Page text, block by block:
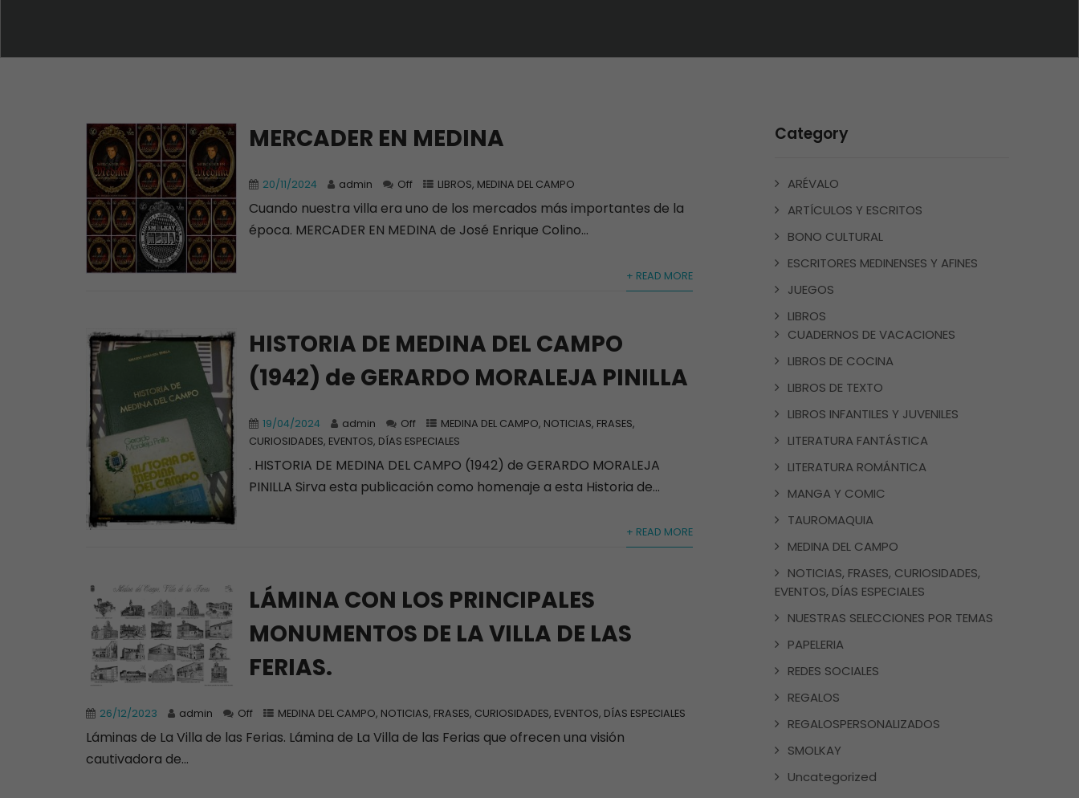
MERCADER EN MEDINA
20/11/2024 admin Off LIBROS, MEDINA DEL CAMPO
Cuando nuestra villa era uno de los mercados más importantes de la
época. MERCADER EN MEDINA de José Enrique Colino...
+ READ MORE
HISTORIA DE MEDINA DEL CAMPO
(1942) de GERARDO MORALEJA PINILLA
19/04/2024 admin Off MEDINA DEL CAMPO, NOTICIAS, FRASES,
CURIOSIDADES, EVENTOS, DÍAS ESPECIALES
. HISTORIA DE MEDINA DEL CAMPO (1942) de GERARDO MORALEJA
PINILLA Sirva esta publicación como homenaje a esta Historia de...
+ READ MORE
LÁMINA CON LOS PRINCIPALES
MONUMENTOS DE LA VILLA DE LAS
FERIAS.
26/12/2023 admin Off MEDINA DEL CAMPO, NOTICIAS, FRASES, CURIOSIDADES, EVENTOS, DÍAS ESPECIALES
Láminas de La Villa de las Ferias. Lámina de La Villa de las Ferias que ofrecen una visión
cautivadora de...
Category
ARÉVALO
ARTÍCULOS Y ESCRITOS
BONO CULTURAL
ESCRITORES MEDINENSES Y AFINES
JUEGOS
LIBROS
CUADERNOS DE VACACIONES
LIBROS DE COCINA
LIBROS DE TEXTO
LIBROS INFANTILES Y JUVENILES
LITERATURA FANTÁSTICA
LITERATURA ROMÁNTICA
MANGA Y COMIC
TAUROMAQUIA
MEDINA DEL CAMPO
NOTICIAS, FRASES, CURIOSIDADES,
EVENTOS, DÍAS ESPECIALES
NUESTRAS SELECCIONES POR TEMAS
PAPELERIA
REDES SOCIALES
REGALOS
REGALOSPERSONALIZADOS
SMOLKAY
Uncategorized